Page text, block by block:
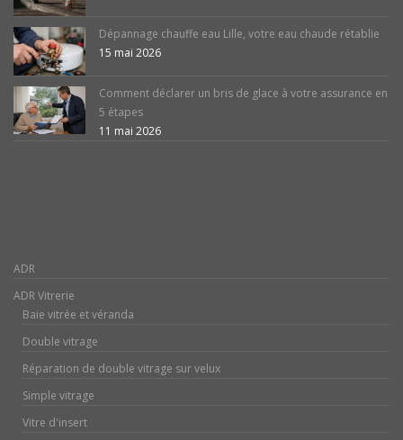
Dépannage chauffe eau Lille, votre eau chaude rétablie
15 mai 2026
Comment déclarer un bris de glace à votre assurance en
5 étapes
11 mai 2026
ADR
ADR Vitrerie
Baie vitrée et véranda
Double vitrage
Réparation de double vitrage sur velux
Simple vitrage
Vitre d'insert